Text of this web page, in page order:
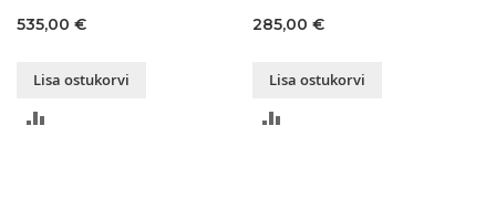
535,00 €
Lisa ostukorvi
285,00 €
Lisa ostukorvi